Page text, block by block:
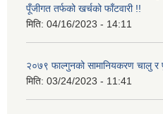
पूँजीगत तर्फको खर्चको फाँटवारी !!
मिति: 04/16/2023 - 14:11
२०७९ फाल्गुनको सामानियकरण चालु र
मिति: 03/24/2023 - 11:41